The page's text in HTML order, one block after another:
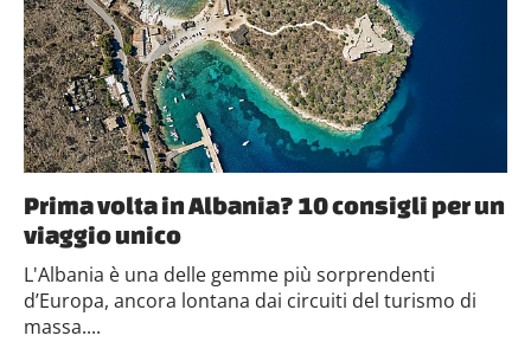
Prima volta in Albania? 10 consigli per un
viaggio unico
L'Albania è una delle gemme più sorprendenti
d’Europa, ancora lontana dai circuiti del turismo di
massa....